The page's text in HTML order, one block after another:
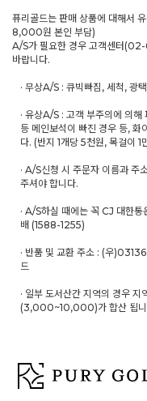
퓨리골드는 판매 상품에 대해서
8,000원 본인 부담)
A/S가 필요한 경우 고객센터
바랍니다.
· 무상A/S : 큐빅빠짐, 세척, 광
· 유상A/S : 고객 부주의에 의
등 메인보석이 빠진 경우 등, 화
다. (반지 1개당 5천원, 목걸이 1
· A/S신청 시 주문자 이름과 주
주셔야 합니다.
· A/S하실 때에는 꼭 CJ 대한
배 (1588-1255)
· 반품 및 교환 주소 : (우
드
· 일부 도서산간 지역의 경우
(3,000~10,000)가 합산 됩니